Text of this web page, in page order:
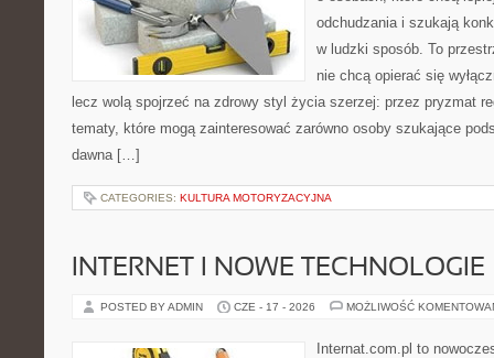
odchudzania i szukają
w ludzki sposób. To
nie chcą opierać się
lecz wolą spojrzeć na zdrowy styl życia szerzej: przez pryzmat
tematy, które mogą zainteresować zarówno osoby szukające
dawna […]
CATEGORIES: KULTURA MOTORYZACYJNA
INTERNET I NOWE TECHNOLOGIE
POSTED BY ADMIN CZE - 17 - 2026 MOŻLIWOŚĆ
Internat.com.pl to